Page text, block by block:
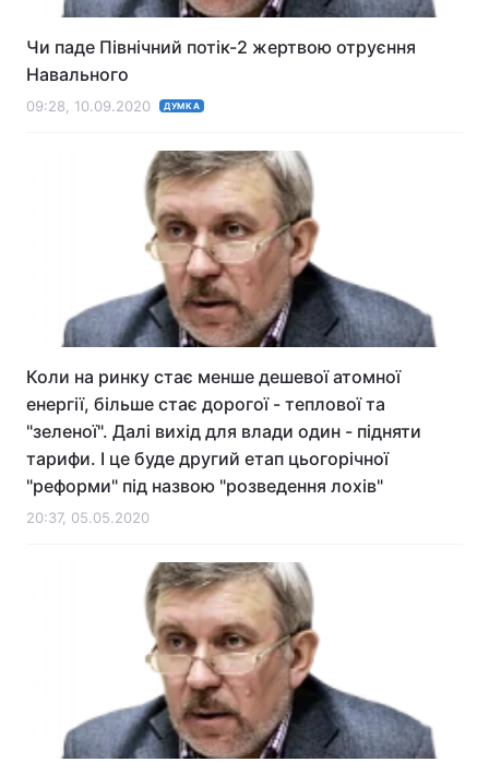
Чи паде Північний потік-2 жертвою отруєння
Навального
09:28, 10.09.2020 ДУМКА
Коли на ринку стає менше дешевої атомної
енергії, більше стає дорогої - теплової та
"зеленої". Далі вихід для влади один - підняти
тарифи. І це буде другий етап цьогорічної
"реформи" під назвою "розведення лохів"
20:37, 05.05.2020